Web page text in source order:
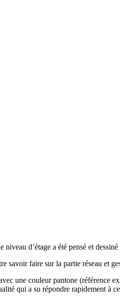
d’étage a été pensé et
savoir faire sur la partie réseau et
une couleur pantone (référence
qui a su répondre rapidement à